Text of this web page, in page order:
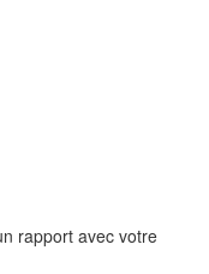
rapport avec votre